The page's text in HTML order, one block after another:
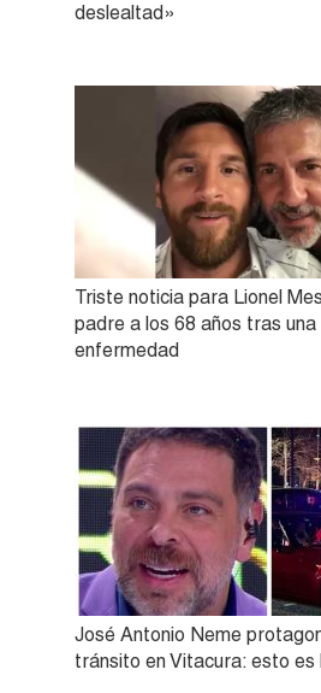
deslealtad»
Triste noticia para Lionel
padre a los 68 años tras
enfermedad
José Antonio Neme
tránsito en Vitacura: esto es